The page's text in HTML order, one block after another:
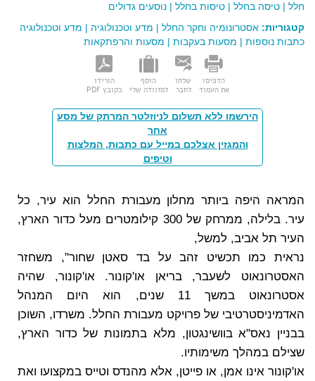
חלל | טיסה בחלל | טיסות בחלל | נוסעים גדולים
קטגוריות: אסטרונומיה וחקר החלל | מדע וטכנולוגיה | מדע וטכנולוגיה
כתבות נוספות | מסעות בעקבות | מסעות והרפתקאות
הדפיסו
את העמוד
שלחו
לחבר
הוסף
למזוודה שלי
הורידו
כקובץ PDF
הירשמו ללא תשלום לניוזלטר המרתק של מסע
אחר
והמגזין אצלכם במייל עם כתבות, המלצות
וטיפים
המראה היפה ביותר מחלון מעבורת החלל הוא עיר, כל
עיר. בלילה, ממרחק של 300 קילומטרים מעל כדור הארץ,
העיר תל אביב, למשל,
נראית כמו תכשיט זהב על בד סאטן שחור", משחזר
האסטרונאוט לשעבר, בריאן או'קונור. או'קונור, שהיה
אסטרונאוט במשך 11 שנים, הוא היום המנהל
האדמיניסטרטיבי של פרויקט מעבורת החלל. משרדו, השוכן
בבניין נאס"א בוושינגטון, מלא בתמונות של כדור הארץ,
שצילם במהלך משימותיו.
או'קונור אינו אמן, או פייטן, אלא מהנדס וטייס במקצועו ואת